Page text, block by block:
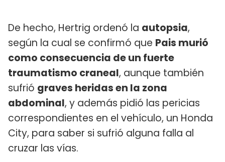
De hecho, Hertrig ordenó la autopsia,
según la cual se confirmó que Pais murió
como consecuencia de un fuerte
traumatismo craneal, aunque también
sufrió graves heridas en la zona
abdominal, y además pidió las pericias
correspondientes en el vehículo, un Honda
City, para saber si sufrió alguna falla al
cruzar las vías.